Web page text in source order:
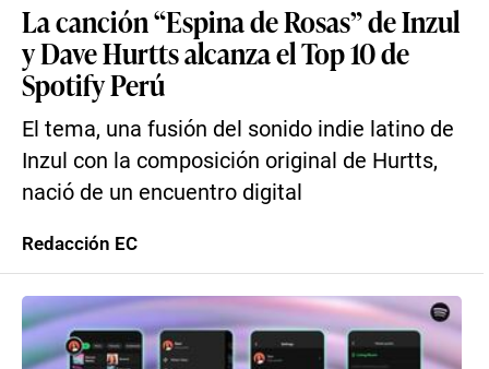
La canción “Espina de Rosas” de Inzul
y Dave Hurtts alcanza el Top 10 de
Spotify Perú
El tema, una fusión del sonido indie latino de
Inzul con la composición original de Hurtts,
nació de un encuentro digital
Redacción EC